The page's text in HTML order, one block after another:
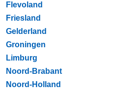
Flevoland
Friesland
Gelderland
Groningen
Limburg
Noord-Brabant
Noord-Holland